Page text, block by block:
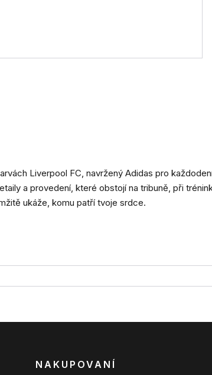
Liverpool FC, navržený Adidas pro
a provedení, které obstojí na tribuně, při
ukáže, komu patří tvoje srdce.
NAKUPOVANÍ